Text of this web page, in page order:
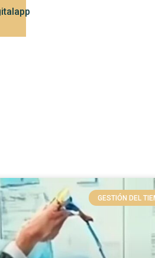
GESTIÓN DEL